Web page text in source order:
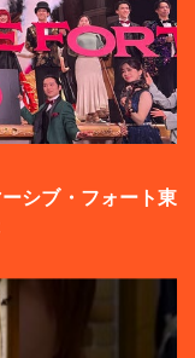
シブ・フォート東